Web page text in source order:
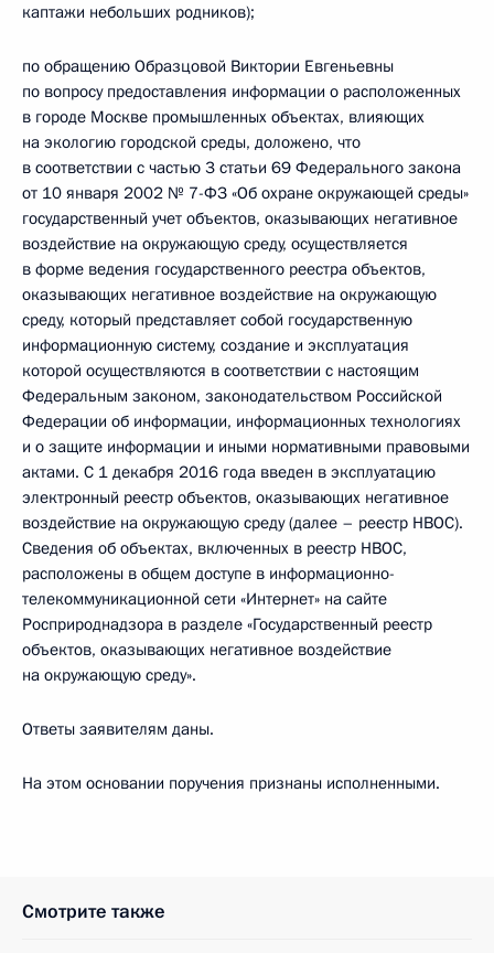
каптажи небольших родников);
по обращению Образцовой Виктории Евгеньевны
по вопросу предоставления информации о расположенных
в городе Москве промышленных объектах, влияющих
на экологию городской среды, доложено, что
в соответствии с частью 3 статьи 69 Федерального закона
от 10 января 2002 № 7-ФЗ «Об охране окружающей среды»
государственный учет объектов, оказывающих негативное
воздействие на окружающую среду, осуществляется
в форме ведения государственного реестра объектов,
оказывающих негативное воздействие на окружающую
среду, который представляет собой государственную
информационную систему, создание и эксплуатация
которой осуществляются в соответствии с настоящим
Федеральным законом, законодательством Российской
Федерации об информации, информационных технологиях
и о защите информации и иными нормативными правовыми
актами. С 1 декабря 2016 года введен в эксплуатацию
электронный реестр объектов, оказывающих негативное
воздействие на окружающую среду (далее – реестр HBOC).
Сведения об объектах, включенных в реестр HBOC,
расположены в общем доступе в информационно-
телекоммуникационной сети «Интернет» на сайте
Росприроднадзора в разделе «Государственный реестр
объектов, оказывающих негативное воздействие
на окружающую среду».
Ответы заявителям даны.
На этом основании поручения признаны исполненными.
Смотрите также